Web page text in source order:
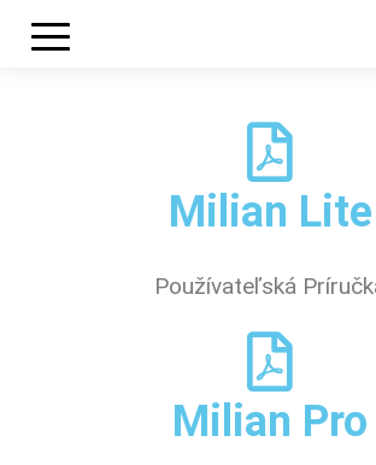
Milian Lite
Používateľská
Milian Pro